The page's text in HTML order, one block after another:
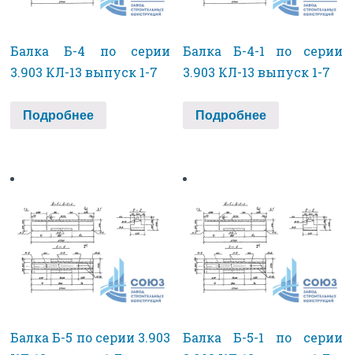
Балка Б-4 по серии
3.903 КЛ-13 выпуск 1-7
Подробнее
Балка Б-4-1 по серии
3.903 КЛ-13 выпуск 1-7
Подробнее
Балка Б-5 по серии 3.903
Балка Б-5-1 по серии